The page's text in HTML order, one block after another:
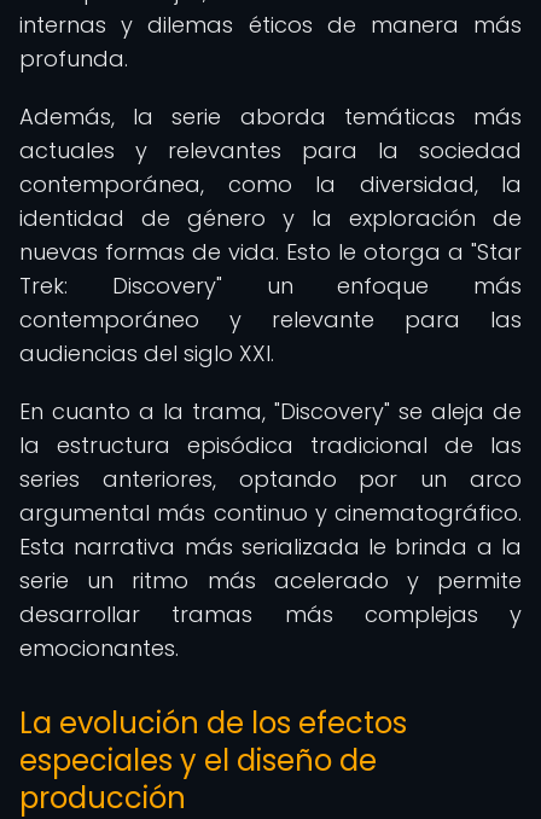
internas y dilemas éticos de manera más
profunda.
Además, la serie aborda temáticas más
actuales y relevantes para la sociedad
contemporánea, como la diversidad, la
identidad de género y la exploración de
nuevas formas de vida. Esto le otorga a "Star
Trek: Discovery" un enfoque más
contemporáneo y relevante para las
audiencias del siglo XXI.
En cuanto a la trama, "Discovery" se aleja de
la estructura episódica tradicional de las
series anteriores, optando por un arco
argumental más continuo y cinematográfico.
Esta narrativa más serializada le brinda a la
serie un ritmo más acelerado y permite
desarrollar tramas más complejas y
emocionantes.
La evolución de los efectos
especiales y el diseño de
producción